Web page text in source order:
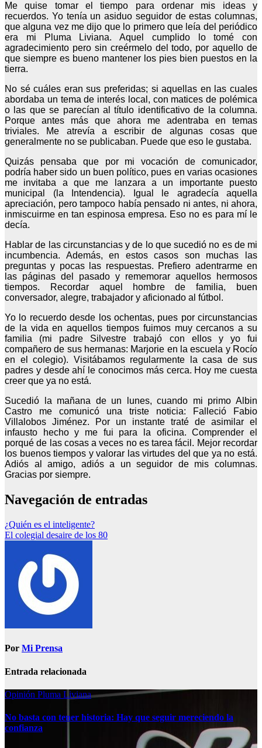
Me quise tomar el tiempo para ordenar mis ideas y
recuerdos. Yo tenía un asiduo seguidor de estas columnas,
que alguna vez me dijo que lo primero que leía del periódico
era mi Pluma Liviana. Aquel cumplido lo tomé con
agradecimiento pero sin creérmelo del todo, por aquello de
que siempre es bueno mantener los pies bien puestos en la
tierra.
No sé cuáles eran sus preferidas; si aquellas en las cuales
abordaba un tema de interés local, con matices de polémica
o las que se parecían al título identificativo de la columna.
Porque antes más que ahora me adentraba en temas
triviales. Me atrevía a escribir de algunas cosas que
generalmente no se publicaban. Puede que eso le gustaba.
Quizás pensaba que por mi vocación de comunicador,
podría haber sido un buen político, pues en varias ocasiones
me invitaba a que me lanzara a un importante puesto
municipal (la Intendencia). Igual le agradecía aquella
apreciación, pero tampoco había pensado ni antes, ni ahora,
inmiscuirme en tan espinosa empresa. Eso no es para mí le
decía.
Hablar de las circunstancias y de lo que sucedió no es de mi
incumbencia. Además, en estos casos son muchas las
preguntas y pocas las respuestas. Prefiero adentrarme en
las páginas del pasado y rememorar aquellos hermosos
tiempos. Recordar aquel hombre de familia, buen
conversador, alegre, trabajador y aficionado al fútbol.
Yo lo recuerdo desde los ochentas, pues por circunstancias
de la vida en aquellos tiempos fuimos muy cercanos a su
familia (mi padre Silvestre trabajó con ellos y yo fui
compañero de sus hermanas: Marjorie en la escuela y Rocío
en el colegio). Visitábamos regularmente la casa de sus
padres y desde ahí le conocimos más cerca. Hoy me cuesta
creer que ya no está.
Sucedió la mañana de un lunes, cuando mi primo Albin
Castro me comunicó una triste noticia: Falleció Fabio
Villalobos Jiménez. Por un instante traté de asimilar el
infausto hecho y me fui para la oficina. Comprender el
porqué de las cosas a veces no es tarea fácil. Mejor recordar
los buenos tiempos y valorar las virtudes del que ya no está.
Adiós al amigo, adiós a un seguidor de mis columnas.
Gracias por siempre.
Navegación de entradas
¿Quién es el inteligente?
El colegial desaire de los 80
Por Mi Prensa
Entrada relacionada
Opinión Pluma Liviana
No basta con tener historia: Hay que seguir mereciendo la
confianza